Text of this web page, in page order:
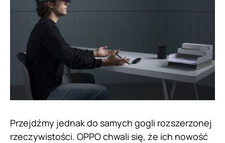
Przejdźmy jednak do samych gogli rozszerzonej
rzeczywistości. OPPO chwali się, że ich nowość